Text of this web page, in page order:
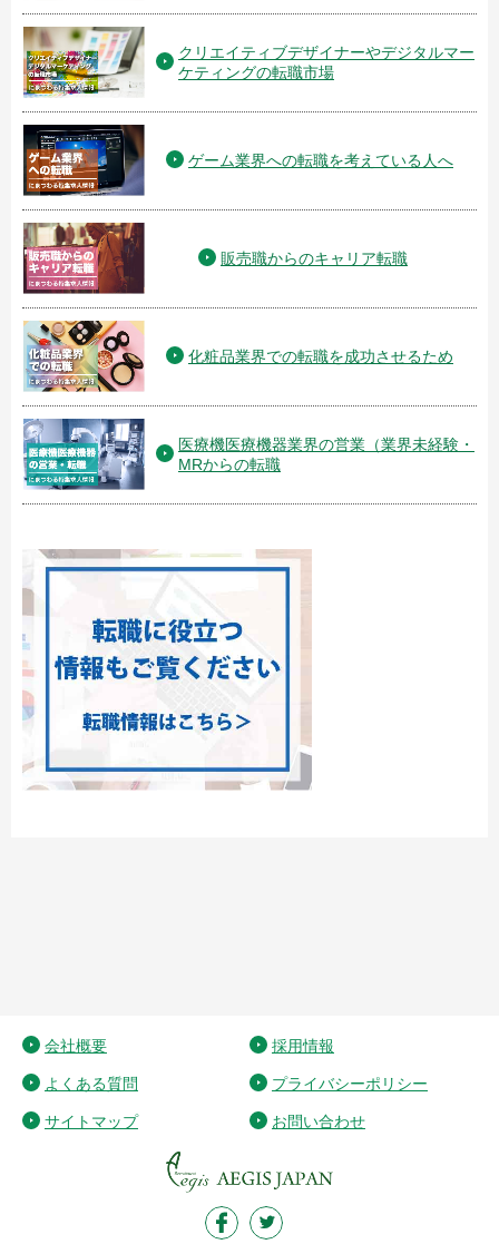
クリエイティブデザイナーやデジタルマー
ケティングの転職市場
ゲーム業界への転職を考えている人へ
販売職からのキャリア転職
化粧品業界での転職を成功させるため
医療機医療機器業界の営業（業界未経験・
MRからの転職
会社概要 採用情報
よくある質問 プライバシーポリシー
サイトマップ お問い合わせ